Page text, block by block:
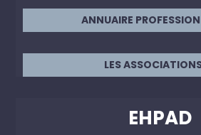
ANNUAIRE
LES
EHPAD